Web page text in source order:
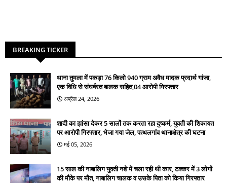
BREAKING TICKER
थाना तुमला में पकड़ा 76 किलो 940 ग्राम अवैध मादक प्रदार्थ गांजा,
एक विधि से संघर्षरत बालक सहित,04 आरोपी गिरफ्तार
अप्रैल 24, 2026
शादी का झांसा देकर 5 सालों तक करता रहा दुष्कर्म, युवती की शिकायत
पर आरोपी गिरफ्तार, भेजा गया जेल, पत्थलगांव थानाक्षेत्र की घटना
मई 05, 2026
15 साल की नाबालिग युवती नशे में चला रही थी कार, टक्कर में 3 लोगों
की मौके पर मौत, नाबालिग चालक व उसके पिता को किया गिरफ्तार